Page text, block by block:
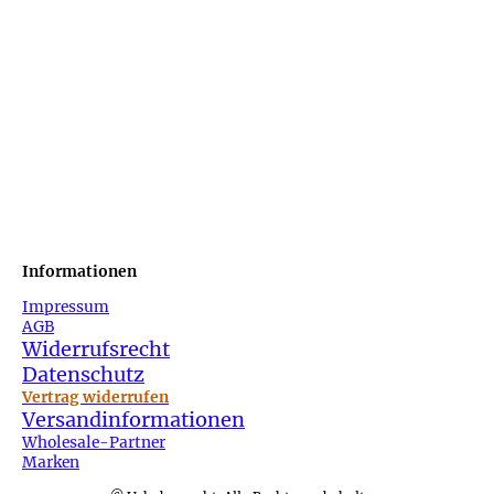
Informationen
Impressum
AGB
Widerrufsrecht
Datenschutz
Vertrag widerrufen
Versandinformationen
Wholesale-Partner
Marken